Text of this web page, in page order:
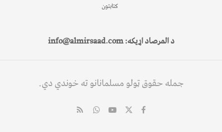
کتابتون
د المرصاد اړیکه: info@almirsaad.com
جمله حقوق ټولو مسلمانانو ته خوندي دي.